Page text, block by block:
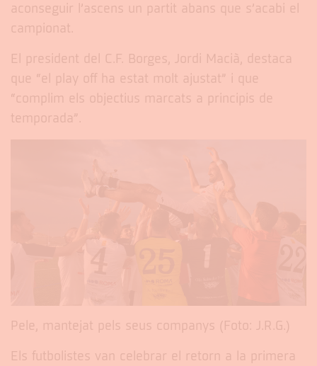
aconseguir l’ascens un partit abans que s’acabi el
campionat.
El president del C.F. Borges, Jordi Macià, destaca
que “el play off ha estat molt ajustat” i que
“complim els objectius marcats a principis de
temporada”.
Pele, mantejat pels seus companys (Foto: J.R.G.)
Els futbolistes van celebrar el retorn a la primera